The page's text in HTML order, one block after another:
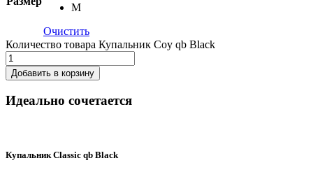
M
Очистить
Количество товара Купальник Coy qb Black
Добавить в корзину
Идеально сочетается
Купальник Classic qb Black